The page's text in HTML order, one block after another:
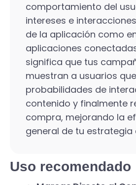
comportamiento del
intereses e
de la aplicación como
aplicaciones
significa que tus
muestran a usuarios
probabilidades de
contenido y finalmente
compra, mejorando la
general de tu estrategia
Uso recomendado